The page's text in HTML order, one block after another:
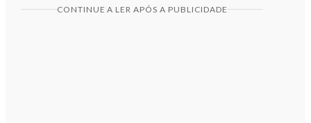
CONTINUE A LER APÓS A PUBLICIDADE